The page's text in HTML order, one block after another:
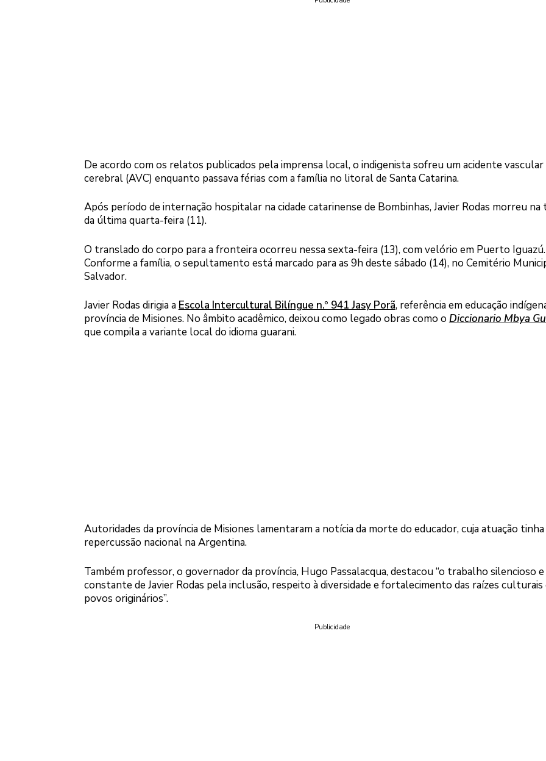
De acordo com os relatos publicados pela imprensa local, o indigenista sofreu um acidente vascular
cerebral (AVC) enquanto passava férias com a família no litoral de Santa Catarina.
Após período de internação hospitalar na cidade catarinense de Bombinhas, Javier Rodas morreu na
da última quarta-feira (11).
O translado do corpo para a fronteira ocorreu nessa sexta-feira (13), com velório em Puerto Iguazú.
Conforme a família, o sepultamento está marcado para as 9h deste sábado (14), no Cemitério
Salvador.
Javier Rodas dirigia a Escola Intercultural Bilíngue n.º 941 Jasy Porã, referência em educação
província de Misiones. No âmbito acadêmico, deixou como legado obras como o Diccionario Mbya
que compila a variante local do idioma guarani.
Autoridades da província de Misiones lamentaram a notícia da morte do educador, cuja atuação tinha
repercussão nacional na Argentina.
Também professor, o governador da província, Hugo Passalacqua, destacou “o trabalho silencioso e
constante de Javier Rodas pela inclusão, respeito à diversidade e fortalecimento das raízes culturais
povos originários”.
Publicidade